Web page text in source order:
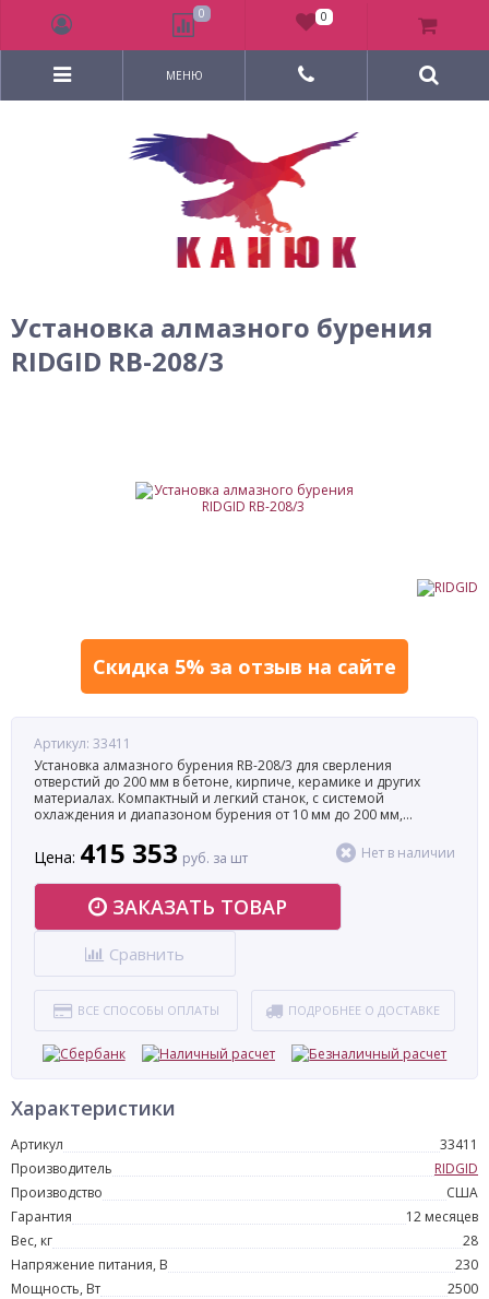
МЕНЮ
Установка алмазного бурения
RIDGID RB-208/3
Скидка 5% за отзыв на сайте
Артикул: 33411
Установка алмазного бурения RB-208/3 для сверления
отверстий до 200 мм в бетоне, кирпиче, керамике и других
материалах. Компактный и легкий станок, с системой
охлаждения и диапазоном бурения от 10 мм до 200 мм,
Цена: 415 353 руб. за шт Нет в наличии
ЗАКАЗАТЬ ТОВАР
Сравнить
ВСЕ СПОСОБЫ ОПЛАТЫ ПОДРОБНЕЕ О ДОСТАВКЕ
Характеристики
Артикул
33411
Производитель
RIDGID
Производство
США
Гарантия
12 месяцев
Вес, кг
28
Напряжение питания, В
230
Мощность, Вт
2500
0 0